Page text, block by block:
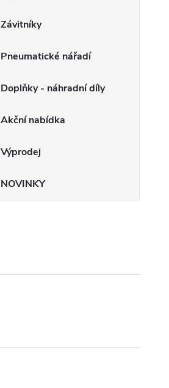
Závitníky
Pneumatické nářadí
Doplňky - náhradní díly
Akční nabídka
Výprodej
NOVINKY
1 790 Kč